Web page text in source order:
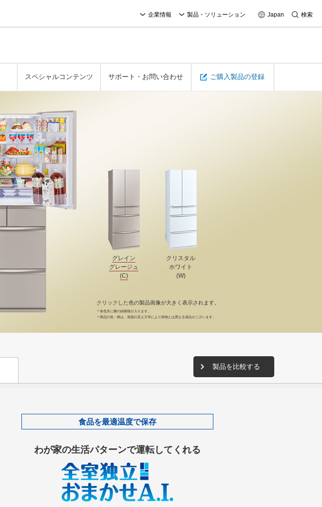
企業情報 製品・ソリューション Japan 検索
スペシャルコンテンツ サポート・お問い合わせ ご購入製品の登録
グレイン
グレージュ
(C)
クリスタル
ホワイト
(W)
クリックした色の製品画像が大きく表示されます。
＊各色共に横の縞模様が入ります。
＊商品の色・柄は、画面の見え方等により実物とは異なる場合がございます。
製品を比較する
食品を最適温度で保存
わが家の生活パターンで運転してくれる